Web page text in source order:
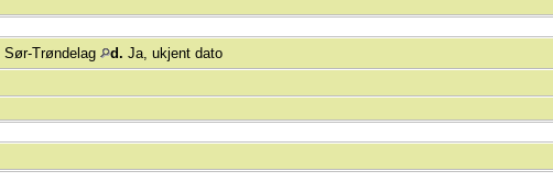
Trøndelag d. Ja, ukjent dato